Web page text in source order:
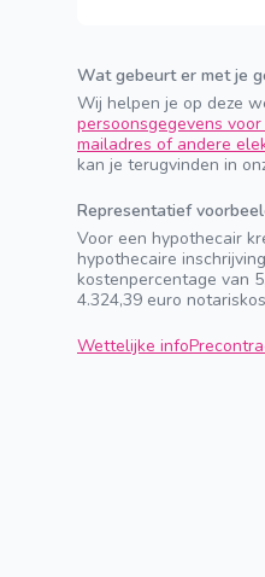
Wat gebeurt er met je
Wij helpen je op deze
persoonsgegevens voor
mailadres of andere
kan je terugvinden in
Representatief
Voor een hypothecair
hypothecaire
kostenpercentage van
4.324,39 euro
Wettelijke info